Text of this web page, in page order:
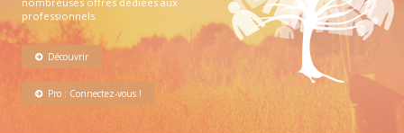
professionnels.
Découvrir
Pro : Connectez-vous !